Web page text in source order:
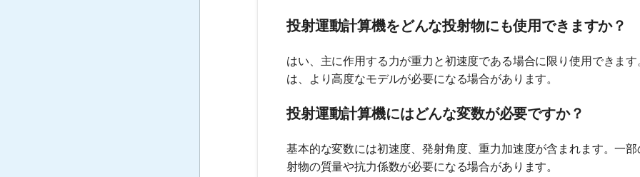
投射運動計算機をどんな投射物にも使用できますか？
はい、主に作用する力が重力と初速度である場合に限り使用できま
は、より高度なモデルが必要になる場合があります。
投射運動計算機にはどんな変数が必要ですか？
基本的な変数には初速度、発射角度、重力加速度が含まれます。一
射物の質量や抗力係数が必要になる場合があります。